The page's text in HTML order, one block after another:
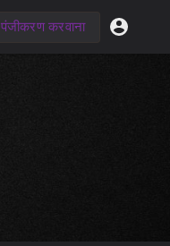
पंजीकरण करवाना